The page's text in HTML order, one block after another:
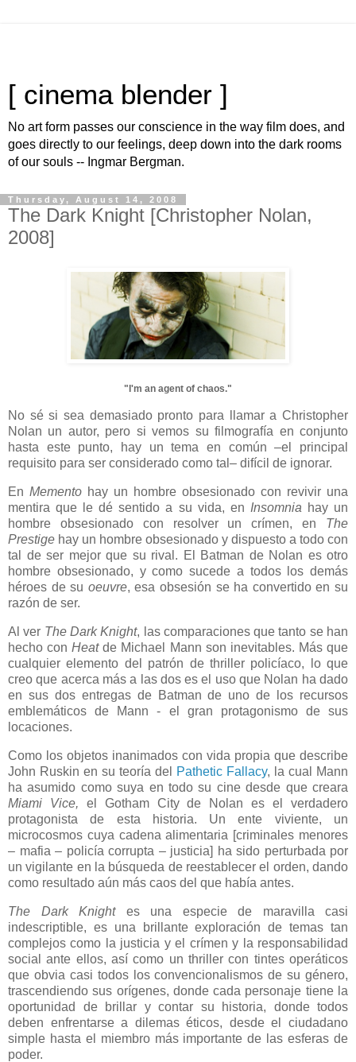
[ cinema blender ]
No art form passes our conscience in the way film does, and
goes directly to our feelings, deep down into the dark rooms
of our souls -- Ingmar Bergman.
Thursday, August 14, 2008
The Dark Knight [Christopher Nolan,
2008]
"I'm an agent of chaos."
No sé si sea demasiado pronto para llamar a Christopher
Nolan un autor, pero si vemos su filmografía en conjunto
hasta este punto, hay un tema en común –el principal
requisito para ser considerado como tal– difícil de ignorar.
En Memento hay un hombre obsesionado con revivir una
mentira que le dé sentido a su vida, en Insomnia hay un
hombre obsesionado con resolver un crímen, en The
Prestige hay un hombre obsesionado y dispuesto a todo con
tal de ser mejor que su rival. El Batman de Nolan es otro
hombre obsesionado, y como sucede a todos los demás
héroes de su oeuvre, esa obsesión se ha convertido en su
razón de ser.
Al ver The Dark Knight, las comparaciones que tanto se han
hecho conHeatde Michael Mann son inevitables. Más que
cualquier elemento del patrón de thriller policíaco, lo que
creo que acerca más a las dos es el uso que Nolan ha dado
en sus dos entregas de Batman de uno de los recursos
emblemáticos de Mann - el gran protagonismo de sus
locaciones.
Como los objetos inanimados con vida propia que describe
John Ruskin en su teoría del
Pathetic Fallacy, la cual Mann
ha asumido como suya en todo su cine desde que creara
Miami Vice, el Gotham City de Nolan es el verdadero
protagonista de esta historia. Un ente viviente, un
microcosmos cuya cadena alimentaria [criminales menores
– mafia – policía corrupta – justicia] ha sido perturbada por
un vigilante en la búsqueda de reestablecer el orden, dando
como resultado aún más caos del que había antes.
The Dark Knightes una especie de maravilla casi
indescriptible, es una brillante exploración de temas tan
complejos como la justicia y el crímen y la responsabilidad
social ante ellos, así como un thriller con tintes operáticos
que obvia casi todos los convencionalismos de su género,
trascendiendo sus orígenes, donde cada personaje tiene la
oportunidad de brillar y contar su historia, donde todos
deben enfrentarse a dilemas éticos, desde el ciudadano
simple hasta el miembro más importante de las esferas de
poder.